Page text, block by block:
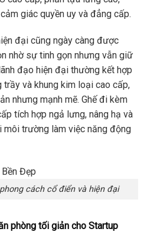
giác quyền uy và đẳng cấp.
đại cũng ngày càng được
nhờ sự tinh gọn nhưng vẫn giữ
đạo hiện đại thường kết hợp
và khung kim loại cao cấp,
nhưng mạnh mẽ. Ghế đi kèm
tích hợp ngả lưng, nâng hạ và
môi trường làm việc năng động
cách cổ điển và hiện đại
phòng tối giản cho Startup